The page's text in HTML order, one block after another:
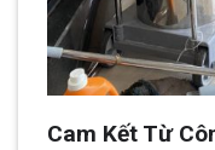
Cam Kết Từ